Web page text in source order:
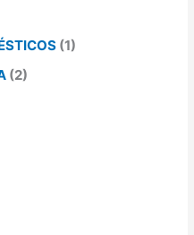
(1)
(2)